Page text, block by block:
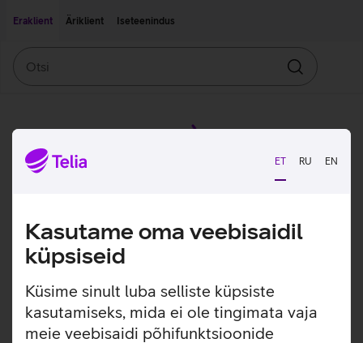
ET RU EN
Kasutame oma veebisaidil
küpsiseid
Küsime sinult luba selliste küpsiste
kasutamiseks, mida ei ole tingimata vaja
meie veebisaidi põhifunktsioonide
Eraklient
Äriklient Iseteenindus
Otsin